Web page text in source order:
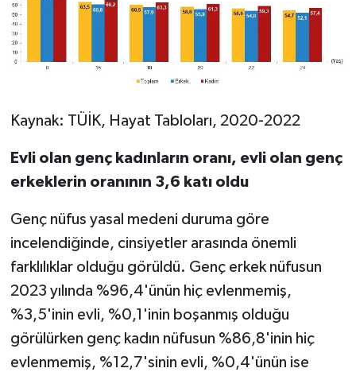
Kaynak: TÜİK, Hayat Tabloları, 2020-2022
Evli olan genç kadınların oranı, evli olan genç
erkeklerin oranının 3,6 katı oldu
Genç nüfus yasal medeni duruma göre
incelendiğinde, cinsiyetler arasında önemli
farklılıklar olduğu görüldü. Genç erkek nüfusun
2023 yılında %96,4'ünün hiç evlenmemiş,
%3,5'inin evli, %0,1'inin boşanmış olduğu
görülürken genç kadın nüfusun %86,8'inin hiç
evlenmemiş, %12,7'sinin evli, %0,4'ünün ise